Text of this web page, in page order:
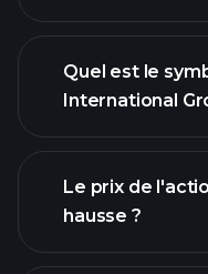
Quel est le
International
Le prix de
hausse ?